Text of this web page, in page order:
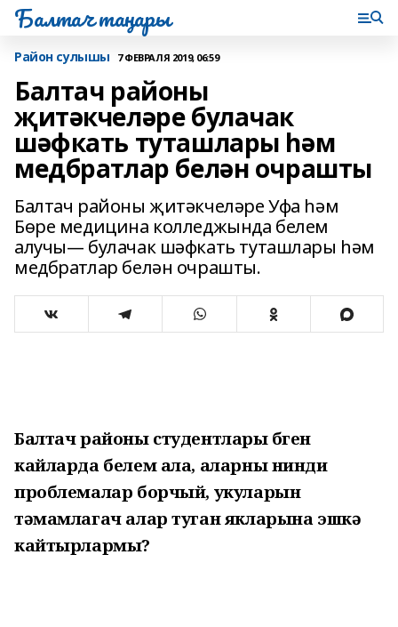
Балтач таңнары
Район сулышы 7 ФЕВРАЛЯ 2019, 06:59
Балтач районы
җитәкчеләре булачак
шәфкать туташлары һәм
медбратлар белән очрашты
Балтач районы җитәкчеләре Уфа һәм
Бөре медицина колледжында белем
алучы— булачак шәфкать туташлары һәм
медбратлар белән очрашты.
Балтач районы студентлары бүген
кайларда белем ала, аларны нинди
проблемалар борчый, укуларын
тәмамлагач алар туган якларына эшкә
кайтырлармы?